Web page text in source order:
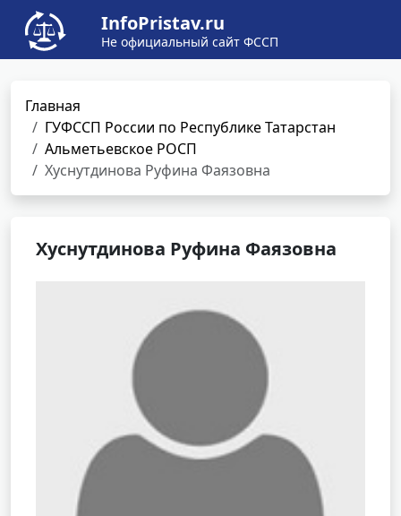
InfoPristav.ru
Не официальный сайт ФССП
Главная
ГУФССП России по Республике Татарстан
Альметьевское РОСП
Хуснутдинова Руфина Фаязовна
Хуснутдинова Руфина Фаязовна